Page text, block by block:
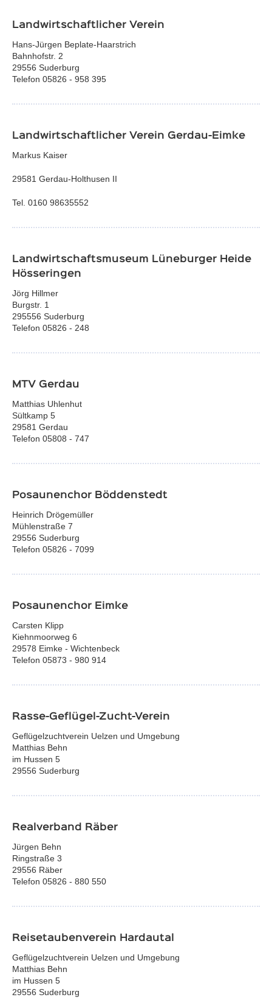
Landwirtschaftlicher Verein
Hans-Jürgen Beplate-Haarstrich
Bahnhofstr. 2
29556 Suderburg
Telefon 05826 - 958 395
Landwirtschaftlicher Verein Gerdau-Eimke
Markus Kaiser
29581 Gerdau-Holthusen II
Tel. 0160 98635552
Landwirtschaftsmuseum Lüneburger Heide
Hösseringen
Jörg Hillmer
Burgstr. 1
295556 Suderburg
Telefon 05826 - 248
MTV Gerdau
Matthias Uhlenhut
Sültkamp 5
29581 Gerdau
Telefon 05808 - 747
Posaunenchor Böddenstedt
Heinrich Drögemüller
Mühlenstraße 7
29556 Suderburg
Telefon 05826 - 7099
Posaunenchor Eimke
Carsten Klipp
Kiehnmoorweg 6
29578 Eimke - Wichtenbeck
Telefon 05873 - 980 914
Rasse-Geflügel-Zucht-Verein
Geflügelzuchtverein Uelzen und Umgebung
Matthias Behn
im Hussen 5
29556 Suderburg
Realverband Räber
Jürgen Behn
Ringstraße 3
29556 Räber
Telefon 05826 - 880 550
Reisetaubenverein Hardautal
Geflügelzuchtverein Uelzen und Umgebung
Matthias Behn
im Hussen 5
29556 Suderburg